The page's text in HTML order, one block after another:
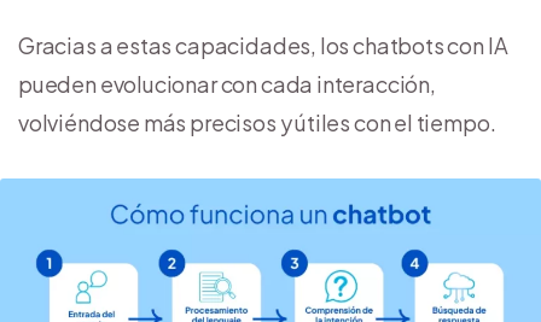
Gracias a estas capacidades, los chatbots con IA
pueden evolucionar con cada interacción,
volviéndose más precisos y útiles con el tiempo.